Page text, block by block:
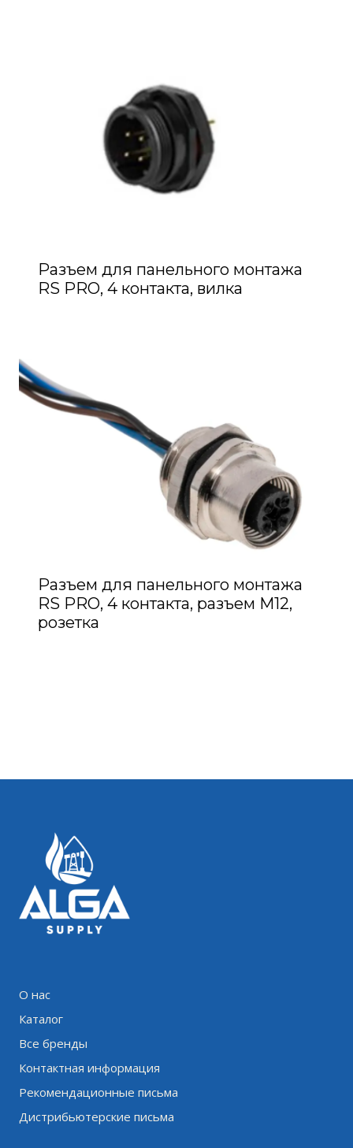
Разъем для панельного монтажа
RS PRO, 4 контакта, вилка
Разъем для панельного монтажа
RS PRO, 4 контакта, разъем M12,
розетка
О нас
Каталог
Все бренды
Контактная информация
Рекомендационные письма
Дистрибьютерские письма